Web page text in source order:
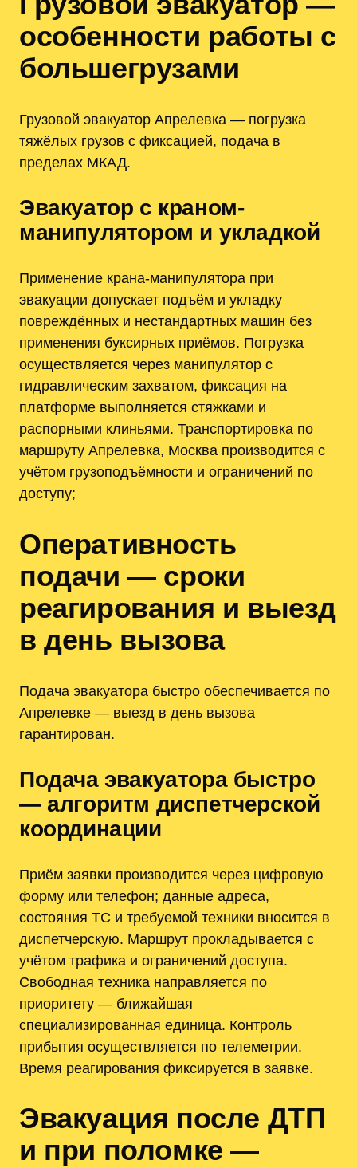
особенности работы с
большегрузами
Грузовой эвакуатор Апрелевка — погрузка
тяжёлых грузов с фиксацией, подача в
пределах МКАД.
Эвакуатор с краном-
манипулятором и укладкой
Применение крана-манипулятора при
эвакуации допускает подъём и укладку
повреждённых и нестандартных машин без
применения буксирных приёмов. Погрузка
осуществляется через манипулятор с
гидравлическим захватом, фиксация на
платформе выполняется стяжками и
распорными клиньями. Транспортировка по
маршруту Апрелевка, Москва производится с
учётом грузоподъёмности и ограничений по
доступу;
Оперативность
подачи — сроки
реагирования и выезд
в день вызова
Подача эвакуатора быстро обеспечивается по
Апрелевке — выезд в день вызова
гарантирован.
Подача эвакуатора быстро
— алгоритм диспетчерской
координации
Приём заявки производится через цифровую
форму или телефон; данные адреса,
состояния ТС и требуемой техники вносится в
диспетчерскую. Маршрут прокладывается с
учётом трафика и ограничений доступа.
Свободная техника направляется по
приоритету — ближайшая
специализированная единица. Контроль
прибытия осуществляется по телеметрии.
Время реагирования фиксируется в заявке.
Эвакуация после ДТП
и при поломке —